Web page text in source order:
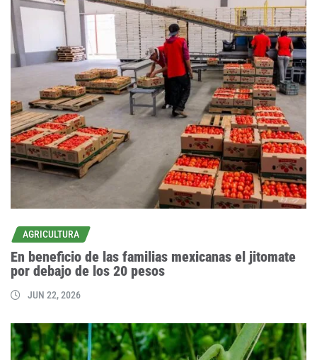
AGRICULTURA
En beneficio de las familias mexicanas el jitomate
por debajo de los 20 pesos
JUN 22, 2026